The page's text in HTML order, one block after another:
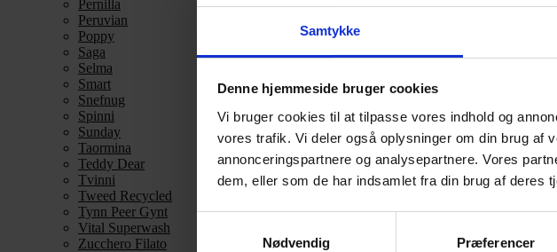
Samtykke
Denne hjemmeside bruger cookies
Vi bruger cookies til at tilpasse vores indhold og
vores trafik. Vi deler også oplysninger om din brug af
annonceringspartnere og analysepartnere. Vores
dem, eller som de har indsamlet fra din brug af deres
Nødvendig
Præferencer
Pernilla
Peruvian
Poppy
Saga
Selma
Smart
Snefnug
Spinni
Sunday
Taormina
Teddy Dear
Tvinni
Tweed Recycled
Tynn Peer Gynt
Vital Superwash
Zucchero Filato